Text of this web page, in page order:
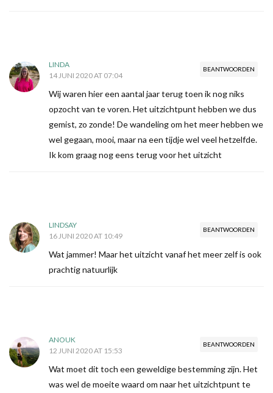
BEANTWOORDEN
LINDA
14 JUNI 2020 AT 07:04
Wij waren hier een aantal jaar terug toen ik nog niks
opzocht van te voren. Het uitzichtpunt hebben we dus
gemist, zo zonde! De wandeling om het meer hebben we
wel gegaan, mooi, maar na een tijdje wel veel hetzelfde.
Ik kom graag nog eens terug voor het uitzicht
BEANTWOORDEN
LINDSAY
16 JUNI 2020 AT 10:49
Wat jammer! Maar het uitzicht vanaf het meer zelf is ook
prachtig natuurlijk
BEANTWOORDEN
ANOUK
12 JUNI 2020 AT 15:53
Wat moet dit toch een geweldige bestemming zijn. Het
was wel de moeite waard om naar het uitzichtpunt te